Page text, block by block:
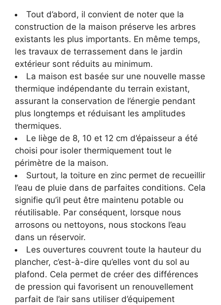
Tout d’abord, il convient de noter que la
construction de la maison préserve les arbres
existants les plus importants. En même temps,
les travaux de terrassement dans le jardin
extérieur sont réduits au minimum.
La maison est basée sur une nouvelle masse
thermique indépendante du terrain existant,
assurant la conservation de l’énergie pendant
plus longtemps et réduisant les amplitudes
thermiques.
Le liège de 8, 10 et 12 cm d’épaisseur a été
choisi pour isoler thermiquement tout le
périmètre de la maison.
Surtout, la toiture en zinc permet de recueillir
l’eau de pluie dans de parfaites conditions. Cela
signifie qu’il peut être maintenu potable ou
réutilisable. Par conséquent, lorsque nous
arrosons ou nettoyons, nous stockons l’eau
dans un réservoir.
Les ouvertures couvrent toute la hauteur du
plancher, c’est-à-dire qu’elles vont du sol au
plafond. Cela permet de créer des différences
de pression qui favorisent un renouvellement
parfait de l’air sans utiliser d’équipement